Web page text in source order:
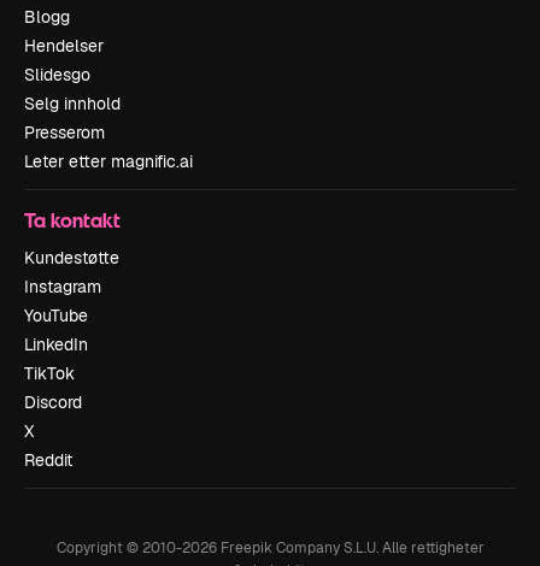
Blogg
Hendelser
Slidesgo
Selg innhold
Presserom
Leter etter magnific.ai
Ta kontakt
Kundestøtte
Instagram
YouTube
LinkedIn
TikTok
Discord
X
Reddit
Copyright © 2010-2026Freepik Company S.L.U. Alle rettigheter